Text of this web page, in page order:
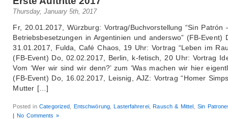
Thursday, January 5th, 2017
Fr, 20.01.2017, Würzburg: Vortrag/Buchvorstellung “Sin Patrón
Betriebsbesetzungen in Argentinien und anderswo” (FB-Event)
31.01.2017, Fulda, Café Chaos, 19 Uhr: Vortrag “Leben im
(FB-Event) Do, 02.02.2017, Berlin, k-fetisch, 20 Uhr: Vortrag
Vom ‘Wer wir sind wir denn?’ zum ‘Was machen wir hier
(FB-Event) Do, 16.02.2017, Leisnig, AJZ: Vortrag “Homer
Mutter […]
Posted inCategorized Entschwörung,Lasterfahrerei,Rausch & Mittel ,Sin
| No Comments »